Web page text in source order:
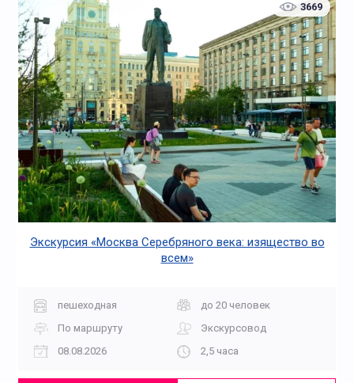
3669
Экскурсия «Москва Серебряного века: изящество во
всем»
пешеходная
до 20 человек
По маршруту
Экскурсовод
08.08.2026
2,5 часа